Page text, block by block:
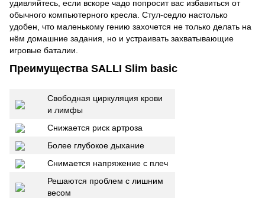
удивляйтесь, если вскоре чадо попросит вас избавиться от
обычного компьютерного кресла. Стул-седло настолько
удобен, что маленькому гению захочется не только делать на
нём домашние задания, но и устраивать захватывающие
игровые баталии.
Преимущества SALLI Slim basic
Свободная циркуляция крови
и лимфы
Снижается риск артроза
Более глубокое дыхание
Снимается напряжение с плеч
Решаются проблем с лишним
весом